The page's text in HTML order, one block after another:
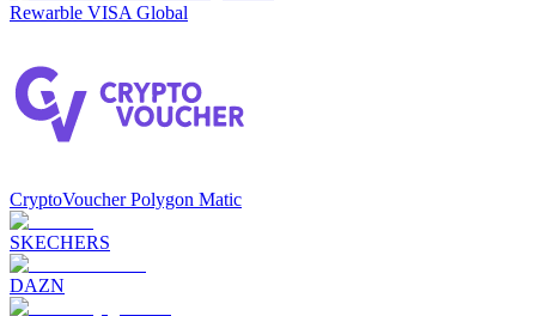
Rewarble VISA Global
CryptoVoucher Polygon Matic
SKECHERS
DAZN